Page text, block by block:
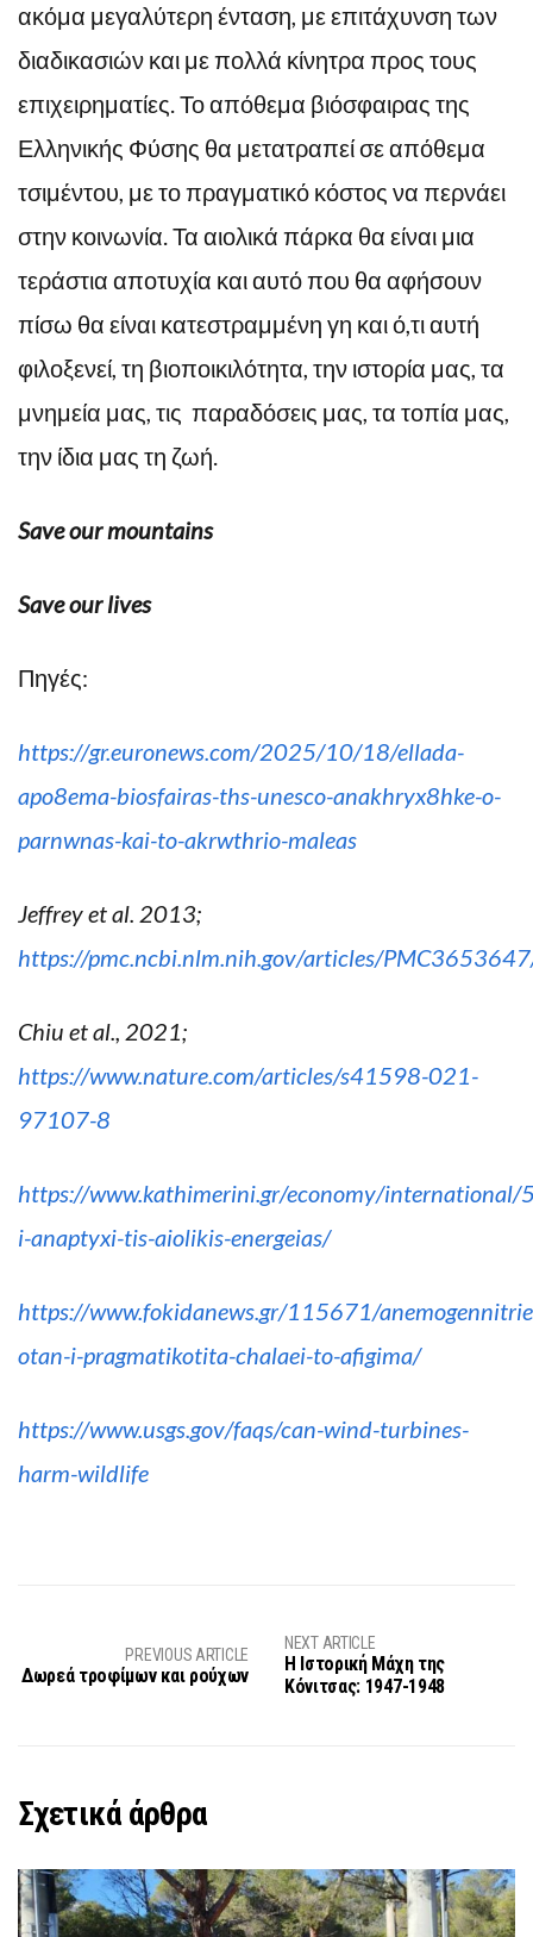
ακόμα μεγαλύτερη ένταση, με επιτάχυνση των
διαδικασιών και με πολλά κίνητρα προς τους
επιχειρηματίες. Το απόθεμα βιόσφαιρας της
Ελληνικής Φύσης θα μετατραπεί σε απόθεμα
τσιμέντου, με το πραγματικό κόστος να περνάει
στην κοινωνία. Τα αιολικά πάρκα θα είναι μια
τεράστια αποτυχία και αυτό που θα αφήσουν
πίσω θα είναι κατεστραμμένη γη και ό,τι αυτή
φιλοξενεί, τη βιοποικιλότητα, την ιστορία μας, τα
μνημεία μας, τις παραδόσεις μας, τα τοπία μας,
την ίδια μας τη ζωή.
Save our mountains
Save our lives
Πηγές:
https://gr.euronews.com/2025/10/18/ellada-
apo8ema-biosfairas-ths-unesco-anakhryx8hke-o-
parnwnas-kai-to-akrwthrio-maleas
Jeffrey et al. 2013;
https://pmc.ncbi.nlm.nih.gov/articles/
Chiu et al., 2021;
https://www.nature.com/articles/s41598-021-
97107-8
https://www.kathimerini.gr/economy/
i-anaptyxi-tis-aiolikis-energeias/
https://www.fokidanews.gr/115671/
otan-i-pragmatikotita-chalaei-to-afigima/
https://www.usgs.gov/faqs/can-wind-turbines-
harm-wildlife
PREVIOUS ARTICLE
Δωρεά τροφίμων και ρούχων
NEXT ARTICLE
Η Ιστορική Μάχη της
Κόνιτσας: 1947-1948
Σχετικά άρθρα